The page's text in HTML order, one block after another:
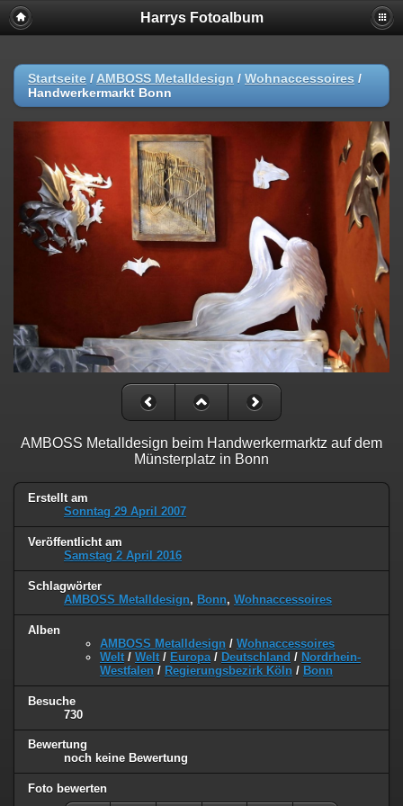
Harrys Fotoalbum
Startseite / AMBOSS Metalldesign / Wohnaccessoires /
Handwerkermarkt Bonn
AMBOSS Metalldesign beim Handwerkermarktz auf dem
Münsterplatz in Bonn
Erstellt am
Sonntag 29 April 2007
Veröffentlicht am
Samstag 2 April 2016
Schlagwörter
AMBOSS Metalldesign, Bonn, Wohnaccessoires
Alben
AMBOSS Metalldesign / Wohnaccessoires
Welt / Welt / Europa / Deutschland / Nordrhein-
Westfalen / Regierungsbezirk Köln / Bonn
Besuche
730
Bewertung
noch keine Bewertung
Foto bewerten